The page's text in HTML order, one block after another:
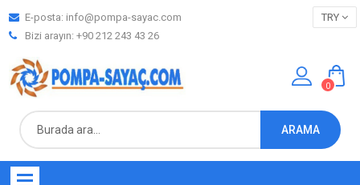
E-posta: info@pompa-sayac.com
Bizi arayın: +90 212 243 43 26
TRY
ARAMA
0